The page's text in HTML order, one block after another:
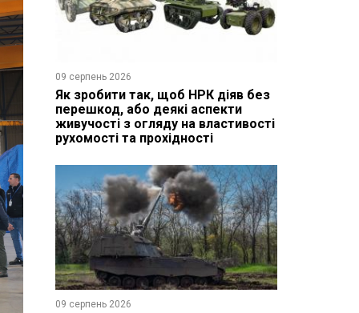
09 серпень 2026
Як зробити так, щоб НРК діяв без
перешкод, або деякі аспекти
живучості з огляду на властивості
рухомості та прохідності
09 серпень 2026